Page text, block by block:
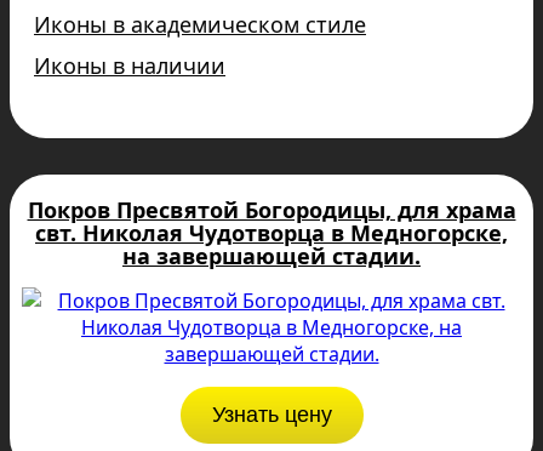
Иконы в академическом стиле
Иконы в наличии
Покров Пресвятой Богородицы, для храма
свт. Николая Чудотворца в Медногорске,
на завершающей стадии.
Узнать цену